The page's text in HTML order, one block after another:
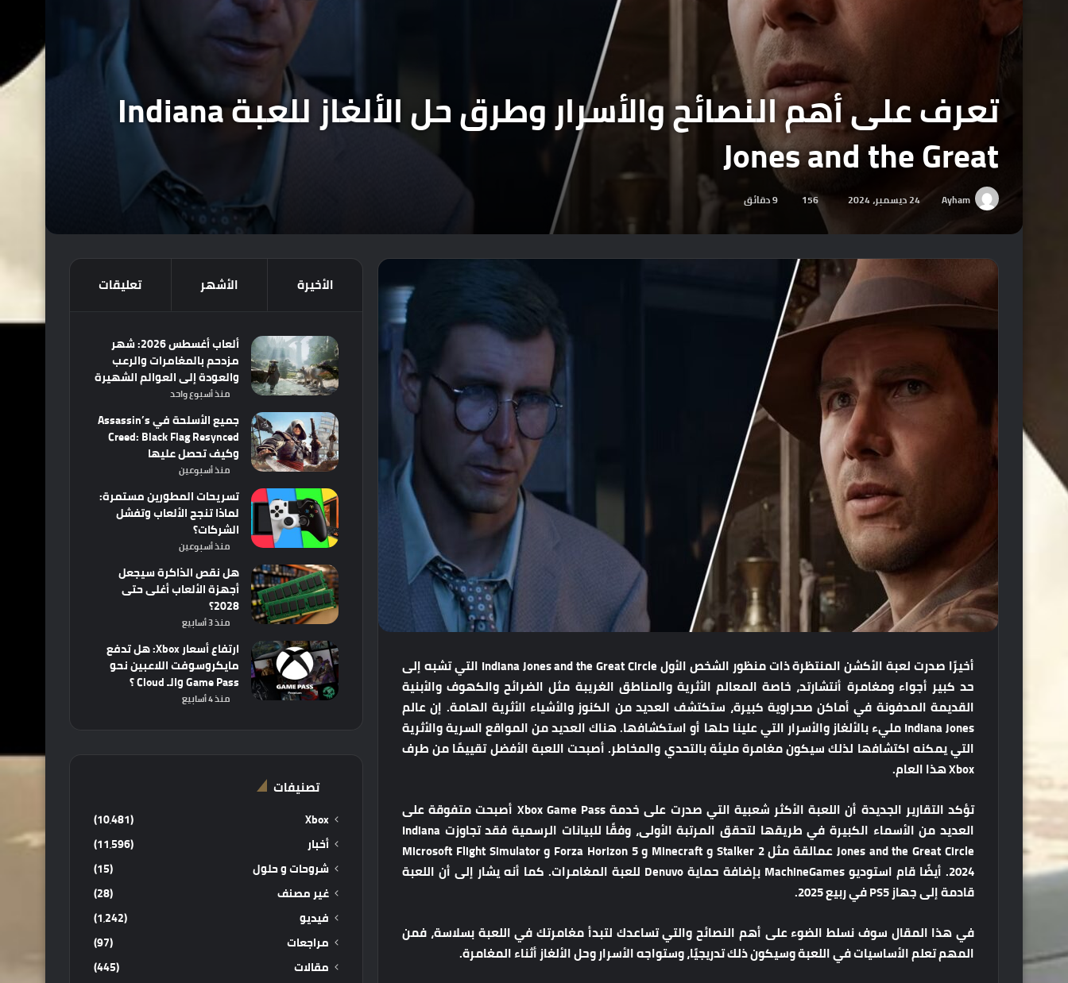
تعرف على أهم النصائح والأسرار وطرق حل الألغاز للعبة Indiana
Jones and the Great
Ayham 24 ديسمبر، 2024 156
أخيرًا صدرت لعبة الأكشن المنتظرة ذات منظور الشخص الأول Indiana Jones and the Great Circle التي تشبه إلى
حد كبير أجواء ومغامرة أنتشارتد، خاصة المعالم الأثرية والمناطق الغريبة مثل الضرائح والكهوف والأبنية
القديمة المدفونة في أماكن صحراوية كبيرة، ستكتشف العديد من الكنوز والأشياء الأثرية الهامة. إن عالم
Indiana Jones مليء بالألغاز والأسرار التي علينا حلها أو استكشافها. هناك العديد من المواقع السرية والأثرية
التي يمكنه اكتشافها لذلك سيكون مغامرة مليئة بالتحدي والمخاطر. أصبحت اللعبة الأفضل تقييمًا من طرف
Xbox هذا العام.
تؤكد التقارير الجديدة أن اللعبة الأكثر شعبية التي صدرت على خدمة Xbox Game Pass أصبحت متفوقة على
العديد من الأسماء الكبيرة في طريقها لتحقق المرتبة الأولى، وفقًا للبيانات الرسمية فقد تجاوزت Indiana
Jones and the Great Circle عمالقة مثل Stalker 2 و Minecraft و Forza Horizon 5 و Microsoft Flight Simulator
2024. أيضًا قام استوديو MachineGames بإضافة حماية Denuvo للعبة المغامرات. كما أنه يشار إلى أن اللعبة
قادمة إلى جهاز PS5 في ربيع 2025.
في هذا المقال سوف نسلط الضوء على أهم النصائح والتي تساعدك لتبدأ مغامرتك في اللعبة بسلاسة، فمن
المهم تعلم الأساسيات في اللعبة وسيكون ذلك تدريجيًا، وستواجه الأسرار وحل الألغاز أثناء المغامرة.
الأخيرة الأشهر تعليقات
ألعاب أغسطس 2026: شهر
مزدحم بالمغامرات والرعب
والعودة إلى العوالم الشهيرة
منذ أسبوع واحد
جميع الأسلحة في Assassin’s
Creed: Black Flag Resynced
وكيف تحصل عليها
منذ أسبوعين
تسريحات المطورين مستمرة:
لماذا تنجح الألعاب وتفشل
الشركات؟
منذ أسبوعين
هل نقص الذاكرة سيجعل
أجهزة الألعاب أغلى حتى
2028؟
منذ 3 أسابيع
ارتفاع أسعار Xbox: هل تدفع
مايكروسوفت اللاعبين نحو
Game Pass والـ Cloud ؟
منذ 4 أسابيع
تصنيفات
Xbox
(10٬481)
أخبار
(11٬596)
شروحات و حلول
(15)
غير مصنف
(28)
فيديو
(1٬242)
مراجعات
(97)
مقالات
(445)